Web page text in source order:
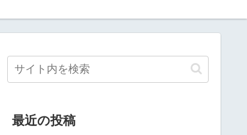
最近の投稿